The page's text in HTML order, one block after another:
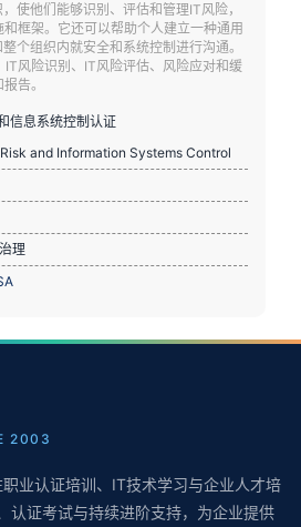
使他们能够识别、评估和管理IT风险，
框架。它还可以帮助个人建立一种通用
个组织内就安全和系统控制进行沟通。
IT风险识别、IT风险评估、风险应对和缓
告。
信息系统控制认证
and Information Systems Control
理
2003
业认证培训、IT技术学习与企业人才培
认证考试与持续进阶支持，为企业提供